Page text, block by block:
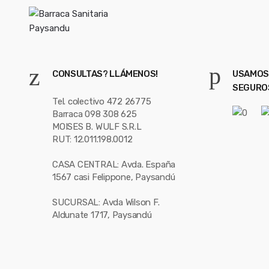
CONSULTAS? LLÁMENOS!
Tel. colectivo 472 26775
Barraca 098 308 625
MOISES B. WULF S.R.L
RUT: 12.011.198.0012
CASA CENTRAL: Avda. España
1567 casi Felippone, Paysandú
SUCURSAL: Avda Wilson F.
Aldunate 1717, Paysandú